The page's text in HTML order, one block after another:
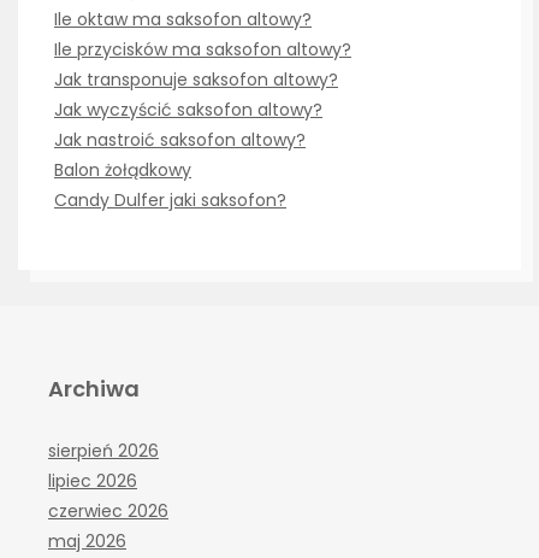
Ile oktaw ma saksofon altowy?
Ile przycisków ma saksofon altowy?
Jak transponuje saksofon altowy?
Jak wyczyścić saksofon altowy?
Jak nastroić saksofon altowy?
Balon żołądkowy
Candy Dulfer jaki saksofon?
Archiwa
sierpień 2026
lipiec 2026
czerwiec 2026
maj 2026